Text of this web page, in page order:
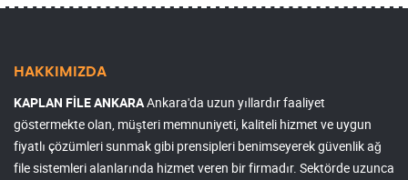
HAKKIMIZDA
KAPLAN FİLE ANKARAAnkara'da uzun yıllardır faaliyet
göstermekte olan, müşteri memnuniyeti, kaliteli hizmet ve uygun
fiyatlı çözümleri sunmak gibi prensipleri benimseyerek güvenlik ağ
file sistemleri alanlarında hizmet veren bir firmadır. Sektörde uzunca